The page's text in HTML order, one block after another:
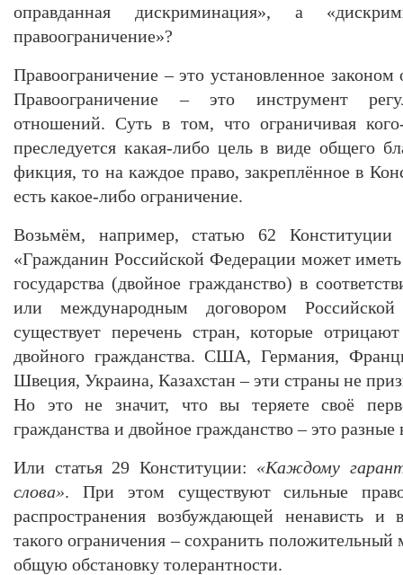
оправданная дискриминация», а
правоограничение»?
Правоограничение – это установленное законом
Правоограничение – это инструмент
отношений. Суть в том, что ограничивая
преследуется какая-либо цель в виде общего
фикция, то на каждое право, закреплённое в
есть какое-либо ограничение.
Возьмём, например, статью 62
«Гражданин Российской Федерации может иметь
государства (двойное гражданство) в
или международным договором
существует перечень стран, которые
двойного гражданства. США, Германия,
Швеция, Украина, Казахстан – эти страны не
Но это не значит, что вы теряете своё
гражданства и двойное гражданство – это разные
Или статья 29 Конституции: «Каждому
слова». При этом существуют сильные
распространения возбуждающей ненависть
такого ограничения – сохранить
общую обстановку толерантности.